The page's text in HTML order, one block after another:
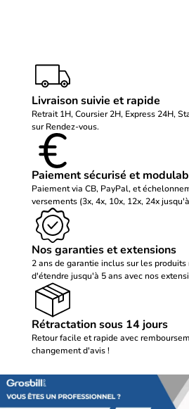
Livraison suivie et rapide
Retrait 1H, Coursier 2H, Express 24H,
sur Rendez-vous.
Paiement sécurisé et
Paiement via CB, PayPal, et
versements (3x, 4x, 10x, 12x, 24x
Nos garanties et extensions
2 ans de garantie inclus sur les
d'étendre jusqu'à 5 ans avec nos
Rétractation sous 14 jours
Retour facile et rapide avec
changement d'avis !